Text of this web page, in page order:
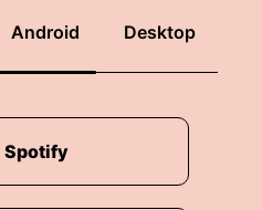
Android Desktop
Spotify